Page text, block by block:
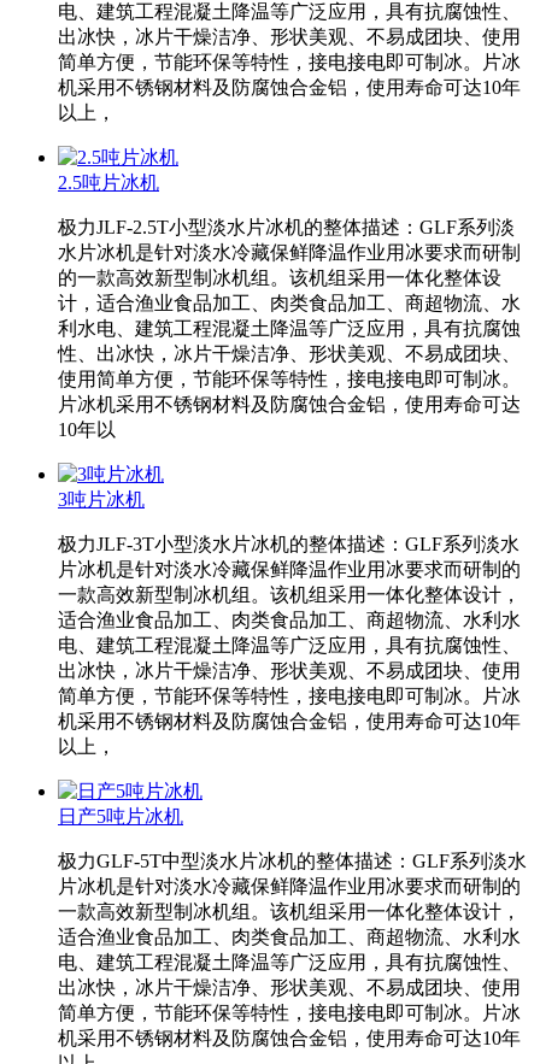
电、建筑工程混凝土降温等广泛应用，具有抗腐蚀性、
出冰快，冰片干燥洁净、形状美观、不易成团块、使用
简单方便，节能环保等特性，接电接电即可制冰。片冰
机采用不锈钢材料及防腐蚀合金铝，使用寿命可达10年
以上，
2.5吨片冰机
极力JLF-2.5T小型淡水片冰机的整体描述：GLF系列淡
水片冰机是针对淡水冷藏保鲜降温作业用冰要求而研制
的一款高效新型制冰机组。该机组采用一体化整体设
计，适合渔业食品加工、肉类食品加工、商超物流、水
利水电、建筑工程混凝土降温等广泛应用，具有抗腐蚀
性、出冰快，冰片干燥洁净、形状美观、不易成团块、
使用简单方便，节能环保等特性，接电接电即可制冰。
片冰机采用不锈钢材料及防腐蚀合金铝，使用寿命可达
10年以
3吨片冰机
极力JLF-3T小型淡水片冰机的整体描述：GLF系列淡水
片冰机是针对淡水冷藏保鲜降温作业用冰要求而研制的
一款高效新型制冰机组。该机组采用一体化整体设计，
适合渔业食品加工、肉类食品加工、商超物流、水利水
电、建筑工程混凝土降温等广泛应用，具有抗腐蚀性、
出冰快，冰片干燥洁净、形状美观、不易成团块、使用
简单方便，节能环保等特性，接电接电即可制冰。片冰
机采用不锈钢材料及防腐蚀合金铝，使用寿命可达10年
以上，
日产5吨片冰机
极力GLF-5T中型淡水片冰机的整体描述：GLF系列淡水
片冰机是针对淡水冷藏保鲜降温作业用冰要求而研制的
一款高效新型制冰机组。该机组采用一体化整体设计，
适合渔业食品加工、肉类食品加工、商超物流、水利水
电、建筑工程混凝土降温等广泛应用，具有抗腐蚀性、
出冰快，冰片干燥洁净、形状美观、不易成团块、使用
简单方便，节能环保等特性，接电接电即可制冰。片冰
机采用不锈钢材料及防腐蚀合金铝，使用寿命可达10年